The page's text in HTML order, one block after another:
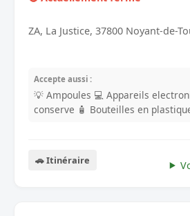
ZA, La Justice, 37800 Noyant-de-
Accepte aussi :
💡 Ampoules 💻 Appareils
conserve 🧴 Bouteilles en
🚗 Itinéraire